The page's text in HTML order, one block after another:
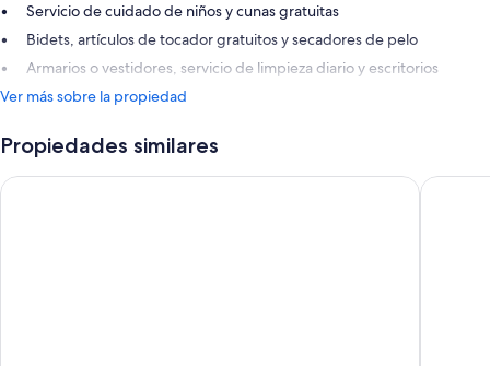
Servicio de cuidado de niños y cunas gratuitas
Bidets, artículos de tocador gratuitos y secadores de pelo
Armarios o vestidores, servicio de limpieza diario y escritorios
Ver más sobre la propiedad
Propiedades similares
Danat Al Ain Resort